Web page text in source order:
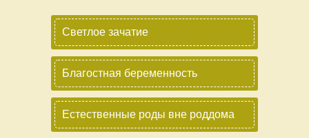
Светлое зачатие
Благостная беременность
Естественные роды вне роддома